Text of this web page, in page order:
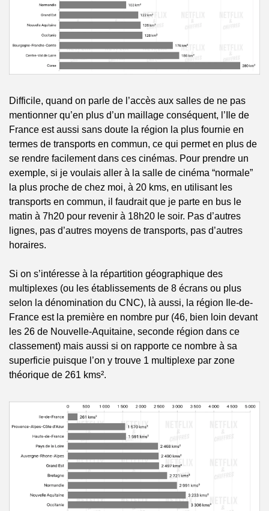
Difficile, quand on parle de l’accès aux salles de ne pas
mentionner qu’en plus d’un maillage conséquent, l’Ile de
France est aussi sans doute la région la plus fournie en
termes de transports en commun, ce qui permet en plus de
se rendre facilement dans ces cinémas. Pour prendre un
exemple, si je voulais aller à la salle de cinéma “normale”
la plus proche de chez moi, à 20 kms, en utilisant les
transports en commun, il faudrait que je parte en bus le
matin à 7h20 pour revenir à 18h20 le soir. Pas d’autres
lignes, pas d’autres moyens de transports, pas d’autres
horaires.
Si on s’intéresse à la répartition géographique des
multiplexes (ou les établissements de 8 écrans ou plus
selon la dénomination du CNC), là aussi, la région Ile-de-
France est la première en nombre pur (46, bien loin devant
les 26 de Nouvelle-Aquitaine, seconde région dans ce
classement) mais aussi si on rapporte ce nombre à sa
superficie puisque l’on y trouve 1 multiplexe par zone
théorique de 261 kms².